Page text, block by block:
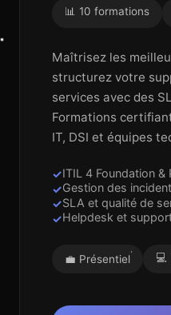
📊 10 formations
Maîtrisez les
structurez votre
services avec des
Formations
IT, DSI et équipes
ITIL 4 Foundation &
Gestion des
SLA et qualité de
Helpdesk et
💼 Présentiel 💻